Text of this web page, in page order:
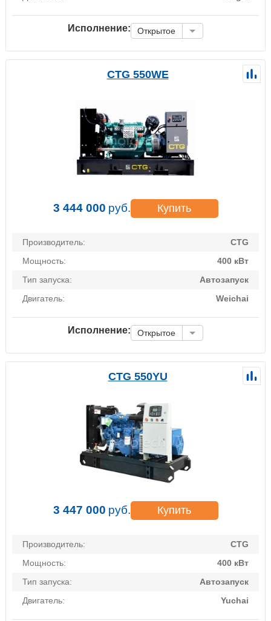
Исполнение: Открытое
CTG 550WE
3 444 000 руб. Купить
Производитель:
CTG
Мощность:
400 кВт
Тип запуска:
Автозапуск
Двигатель:
Weichai
Исполнение: Открытое
CTG 550YU
3 447 000 руб. Купить
Производитель:
CTG
Мощность:
400 кВт
Тип запуска:
Автозапуск
Двигатель:
Yuchai